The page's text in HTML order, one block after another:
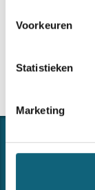
Voorkeuren
Statistieken
Marketing